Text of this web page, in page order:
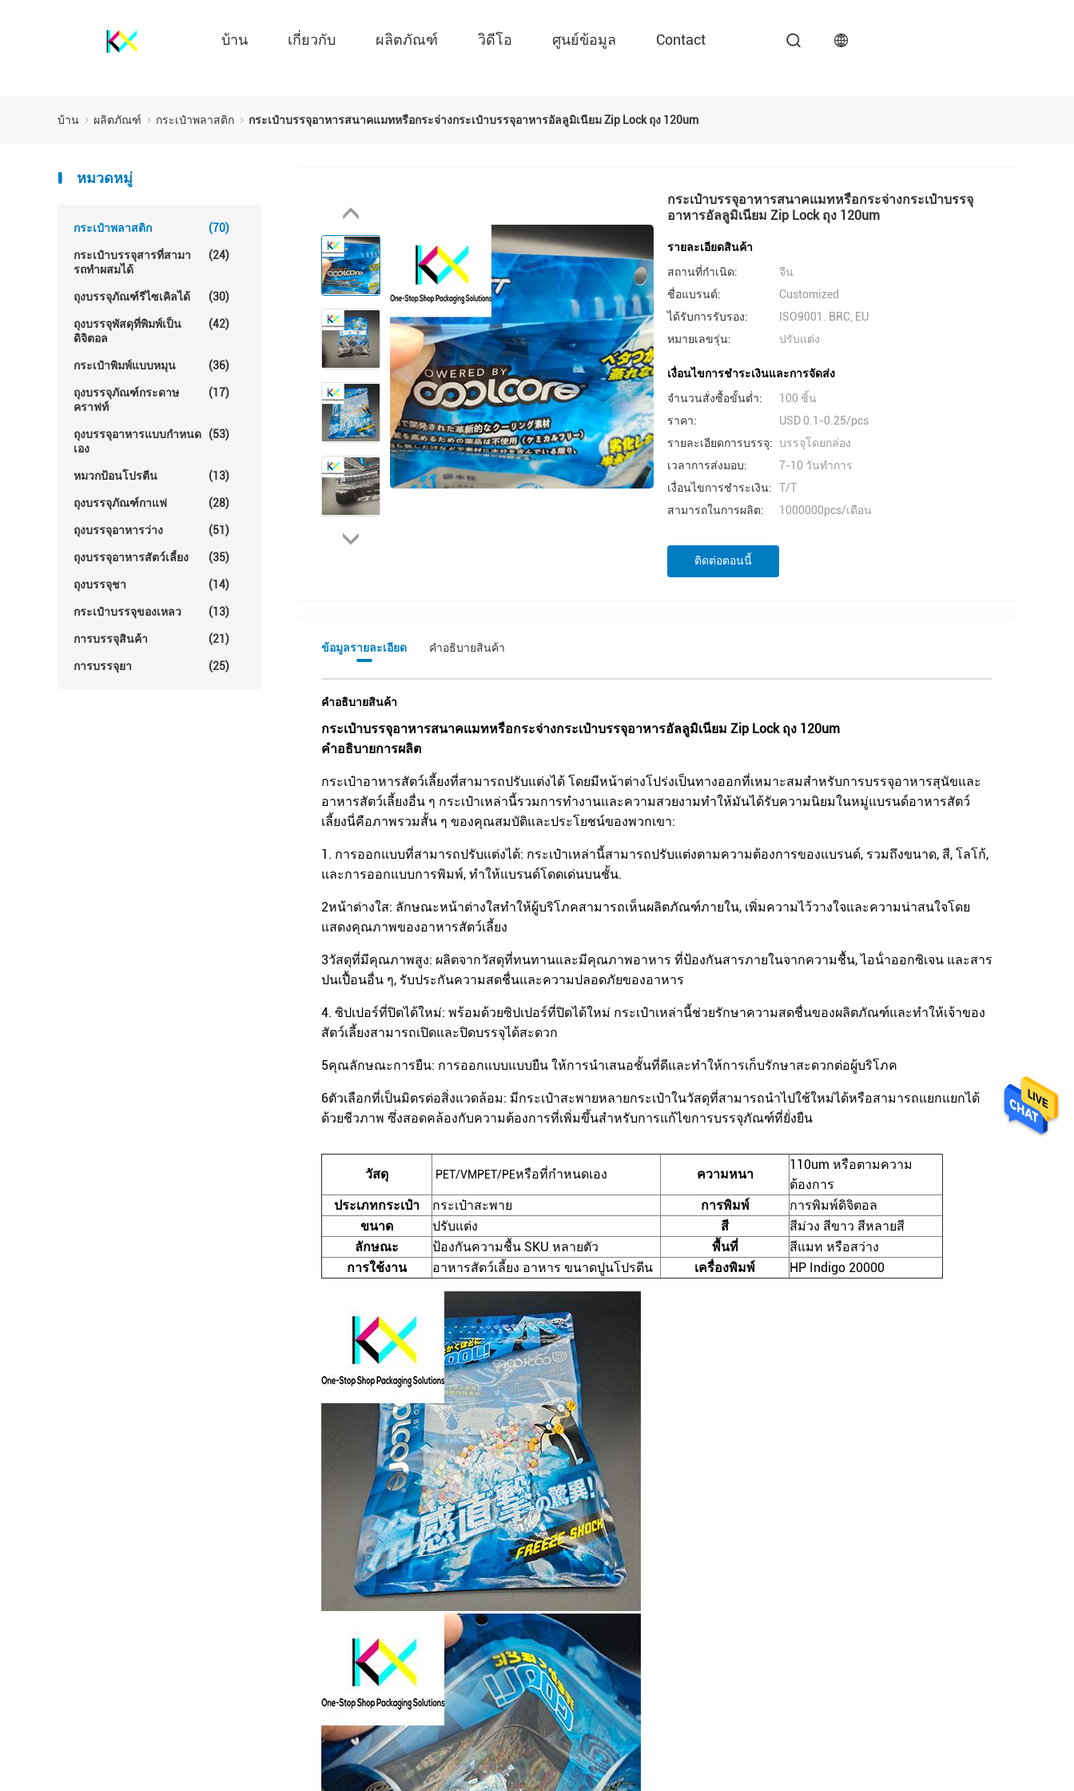
บ้าน เกี่ยวกับ ผลิตภัณฑ์ วิดีโอ ศูนย์ข้อมูล Contact
บ้าน ผลิตภัณฑ์ กระเป๋าพลาสติก กระเป๋าบรรจุอาหารสนาคแมทหรือกระจ่างกระเป๋าบรรจุอาหารอัลลูมิเนียม Zip Lock ถุง 120um
หมวดหมู่
กระเป๋าพลาสติก (70)
กระเป๋าบรรจุสารที่สามา
รถทําผสมได้
(24)
ถุงบรรจุภัณฑ์รีไซเคิลได้ (30)
ถุงบรรจุพัสดุที่พิมพ์เป็น
ดิจิตอล
(42)
กระเป๋าพิมพ์แบบหมุน (36)
ถุงบรรจุภัณฑ์กระดาษ
คราฟท์
(17)
ถุงบรรจุอาหารแบบกำหนด
เอง
(53)
หมวกป้อนโปรตีน (13)
ถุงบรรจุภัณฑ์กาแฟ (28)
ถุงบรรจุอาหารว่าง (51)
ถุงบรรจุอาหารสัตว์เลี้ยง (35)
ถุงบรรจุชา (14)
กระเป๋าบรรจุของเหลว (13)
การบรรจุสินค้า (21)
การบรรจุยา (25)
กระเป๋าบรรจุอาหารสนาคแมทหรือกระจ่างกระเป๋าบรรจุ
อาหารอัลลูมิเนียม Zip Lock ถุง 120um
รายละเอียดสินค้า
สถานที่กำเนิด:
จีน
ชื่อแบรนด์:
Customized
ได้รับการรับรอง:
ISO9001. BRC, EU
หมายเลขรุ่น:
ปรับแต่ง
เงื่อนไขการชำระเงินและการจัดส่ง
จำนวนสั่งซื้อขั้นต่ำ:
100 ชิ้น
ราคา:
USD 0.1-0.25/pcs
รายละเอียดการบรรจุ: บรรจุโดยกล่อง
เวลาการส่งมอบ:
7-10 วันทําการ
เงื่อนไขการชำระเงิน:
T/T
สามารถในการผลิต:
1000000pcs/เดือน
ติดต่อตอนนี้
ข้อมูลรายละเอียด คําอธิบายสินค้า
คําอธิบายสินค้า
กระเป๋าบรรจุอาหารสนาคแมทหรือกระจ่างกระเป๋าบรรจุอาหารอัลลูมิเนียม Zip Lock ถุง 120um
คําอธิบายการผลิต
กระเป๋าอาหารสัตว์เลี้ยงที่สามารถปรับแต่งได้ โดยมีหน้าต่างโปร่งเป็นทางออกที่เหมาะสมสําหรับการบรรจุอาหารสุนัขและ
อาหารสัตว์เลี้ยงอื่น ๆ กระเป๋าเหล่านี้รวมการทํางานและความสวยงามทําให้มันได้รับความนิยมในหมู่แบรนด์อาหารสัตว์
เลี้ยงนี่คือภาพรวมสั้น ๆ ของคุณสมบัติและประโยชน์ของพวกเขา:
1. การออกแบบที่สามารถปรับแต่งได้: กระเป๋าเหล่านี้สามารถปรับแต่งตามความต้องการของแบรนด์, รวมถึงขนาด, สี, โลโก้,
และการออกแบบการพิมพ์, ทําให้แบรนด์โดดเด่นบนชั้น.
2หน้าต่างใส: ลักษณะหน้าต่างใสทําให้ผู้บริโภคสามารถเห็นผลิตภัณฑ์ภายใน, เพิ่มความไว้วางใจและความน่าสนใจโดย
แสดงคุณภาพของอาหารสัตว์เลี้ยง
3วัสดุที่มีคุณภาพสูง: ผลิตจากวัสดุที่ทนทานและมีคุณภาพอาหาร ที่ป้องกันสารภายในจากความชื้น, ไอน้ําออกซิเจน และสาร
ปนเปื้อนอื่น ๆ, รับประกันความสดชื่นและความปลอดภัยของอาหาร
4. ซิปเปอร์ที่ปิดได้ใหม่: พร้อมด้วยซิปเปอร์ที่ปิดได้ใหม่ กระเป๋าเหล่านี้ช่วยรักษาความสดชื่นของผลิตภัณฑ์และทําให้เจ้าของ
สัตว์เลี้ยงสามารถเปิดและปิดบรรจุได้สะดวก
5คุณลักษณะการยืน: การออกแบบแบบยืน ให้การนําเสนอชั้นที่ดีและทําให้การเก็บรักษาสะดวกต่อผู้บริโภค
6ตัวเลือกที่เป็นมิตรต่อสิ่งแวดล้อม: มีกระเป๋าสะพายหลายกระเป๋าในวัสดุที่สามารถนําไปใช้ใหม่ได้หรือสามารถแยกแยกได้
ด้วยชีวภาพ ซึ่งสอดคล้องกับความต้องการที่เพิ่มขึ้นสําหรับการแก้ไขการบรรจุภัณฑ์ที่ยั่งยืน
วัสดุ PET/VMPET/PEหรือที่กําหนดเอง ความหนา
110um หรือตามความ
ต้องการ
ประเภทกระเป๋า
กระเป๋าสะพาย การพิมพ์
การพิมพ์ดิจิตอล
ขนาด
ปรับแต่ง สี
สีม่วง สีขาว สีหลายสี
ลักษณะ
ป้องกันความชื้น SKU หลายตัว พื้นที่ สีแมท หรือสว่าง
การใช้งาน อาหารสัตว์เลี้ยง อาหาร ขนาดปูนโปรตีน เครื่องพิมพ์ HP Indigo 20000
ฝากข้อความไว้ เราจะติดต่อกลับเร็ว ๆ นี้!